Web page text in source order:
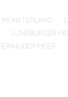
MÜNSTERLAND
LÜNEBURGER
MEER